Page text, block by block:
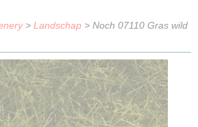
> Landschap > Noch 07110 Gras wild